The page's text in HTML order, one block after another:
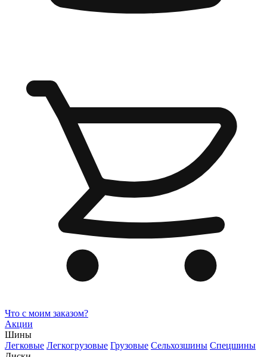
Что с моим заказом?
Акции
Шины
Легковые Легкогрузовые Грузовые Сельхозшины Спецшины